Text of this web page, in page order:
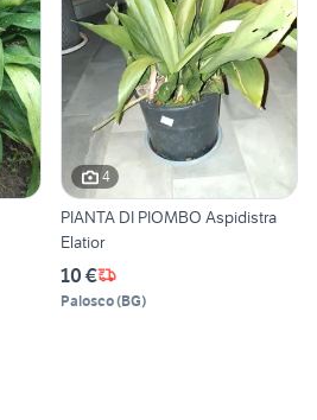
4
PIANTA DI PIOMBO Aspidistra
Elatior
10 €
Palosco(BG)